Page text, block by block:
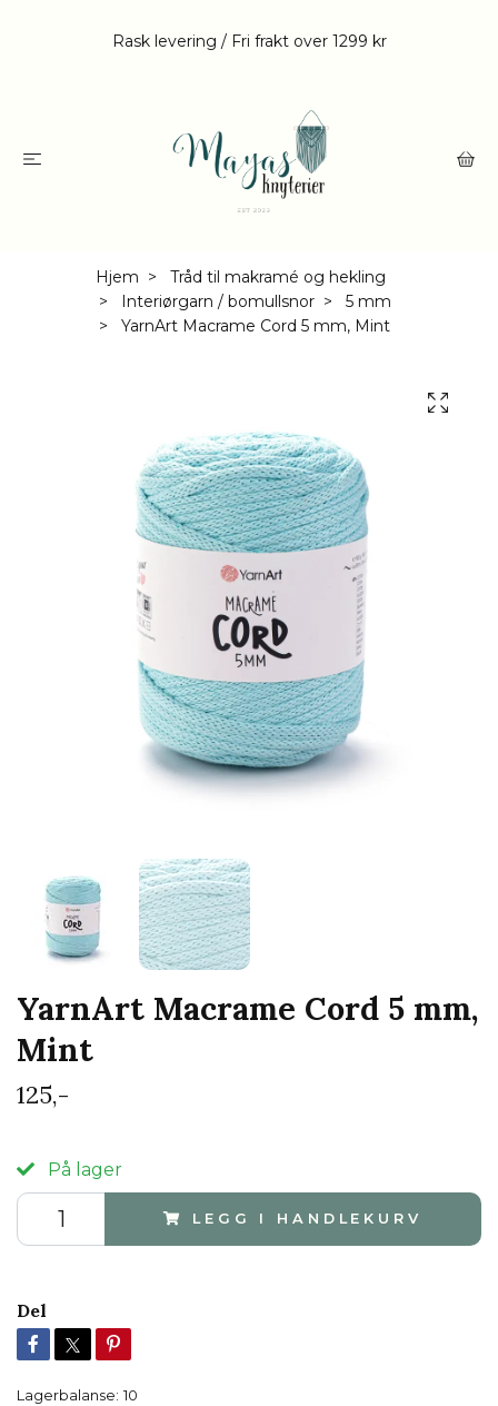
Rask levering / Fri frakt over 1299 kr
Hjem
Tråd til makramé og hekling
Interiørgarn / bomullsnor
5 mm
YarnArt Macrame Cord 5 mm, Mint
YarnArt Macrame Cord 5 mm,
Mint
125,-
På lager
LEGG I HANDLEKURV
Del
Lagerbalanse: 10